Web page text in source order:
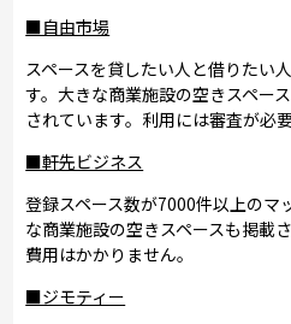
■自由市場
スペースを貸したい人と借りたい
す。大きな商業施設の空きスペー
されています。利用には審査が必
■軒先ビジネス
登録スペース数が7000件以上のマ
な商業施設の空きスペースも掲載
費用はかかりません。
■ジモティー